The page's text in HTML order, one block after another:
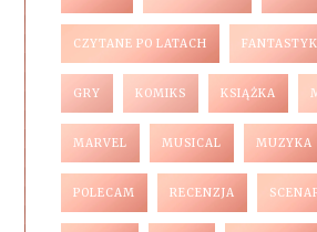
CZYTANE PO LATACH
GRY KOMIKS KSIĄŻKA
MARVEL MUSICAL MUZYKA
POLECAM RECENZJA